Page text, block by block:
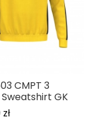
CMPT 3
GK